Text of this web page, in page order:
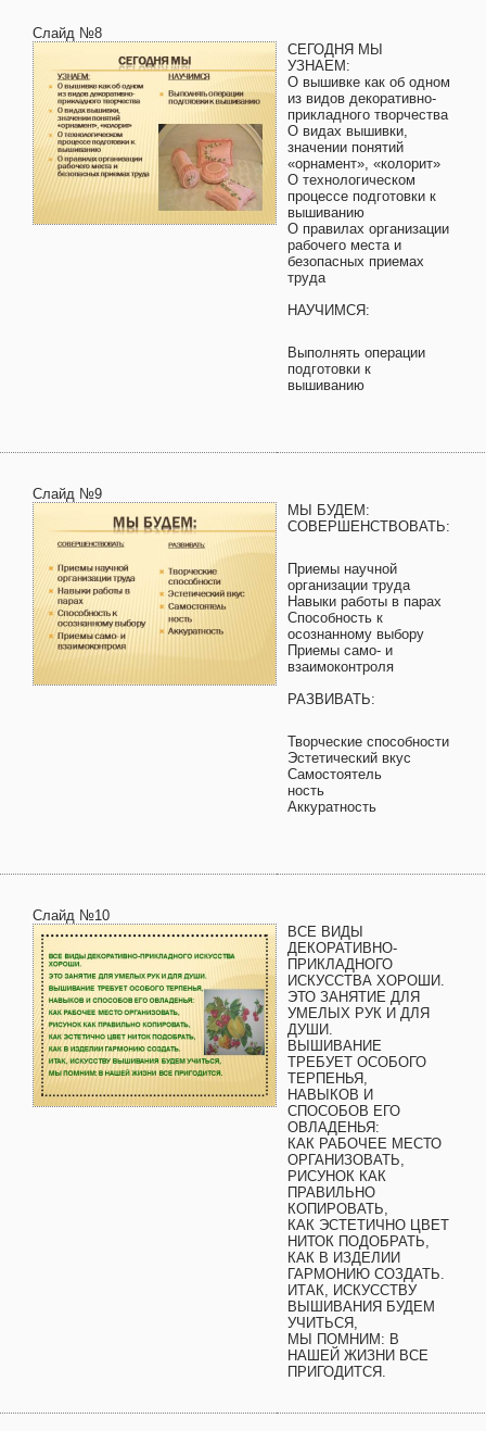
Слайд №8
СЕГОДНЯ МЫ
УЗНАЕМ:
О вышивке как об одном
из видов декоративно-
прикладного творчества
О видах вышивки,
значении понятий
«орнамент», «колорит»
О технологическом
процессе подготовки к
вышиванию
О правилах организации
рабочего места и
безопасных приемах
труда
НАУЧИМСЯ:
Выполнять операции
подготовки к
вышиванию
Слайд №9
МЫ БУДЕМ:
СОВЕРШЕНСТВОВАТЬ:
Приемы научной
организации труда
Навыки работы в парах
Способность к
осознанному выбору
Приемы само- и
взаимоконтроля
РАЗВИВАТЬ:
Творческие способности
Эстетический вкус
Самостоятель
ность
Аккуратность
Слайд №10
ВСЕ ВИДЫ
ДЕКОРАТИВНО-
ПРИКЛАДНОГО
ИСКУССТВА ХОРОШИ.
ЭТО ЗАНЯТИЕ ДЛЯ
УМЕЛЫХ РУК И ДЛЯ
ДУШИ.
ВЫШИВАНИЕ
ТРЕБУЕТ ОСОБОГО
ТЕРПЕНЬЯ,
НАВЫКОВ И
СПОСОБОВ ЕГО
ОВЛАДЕНЬЯ:
КАК РАБОЧЕЕ МЕСТО
ОРГАНИЗОВАТЬ,
РИСУНОК КАК
ПРАВИЛЬНО
КОПИРОВАТЬ,
КАК ЭСТЕТИЧНО ЦВЕТ
НИТОК ПОДОБРАТЬ,
КАК В ИЗДЕЛИИ
ГАРМОНИЮ СОЗДАТЬ.
ИТАК, ИСКУССТВУ
ВЫШИВАНИЯ БУДЕМ
УЧИТЬСЯ,
МЫ ПОМНИМ: В
НАШЕЙ ЖИЗНИ ВСЕ
ПРИГОДИТСЯ.